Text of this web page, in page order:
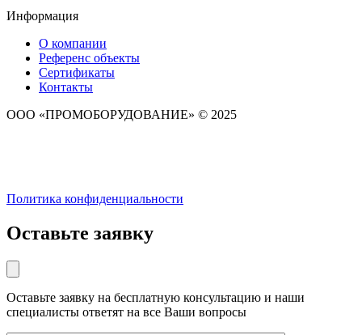
Информация
О компании
Референс объекты
Сертификаты
Контакты
ООО «ПРОМОБОРУДОВАНИЕ» © 2025
Политика конфиденциальности
Оставьте заявку
Оставьте заявку на бесплатную консультацию и наши
специалисты ответят на все Ваши вопросы